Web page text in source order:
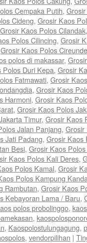
Cempaka Putih,
Cideng, Grosir Kaos
Grosir Kaos Polos Cilandak
Polos Cilincing, Grosir
Grosir Kaos Polos
polos di makassar,
Polos Duri Kepa, Grosir
Fatmawati, Grosir
, Grosir Kaos
Harmoni, Grosir Kaos
, Grosir Kaos Polos
Timur, Grosir Kaos
Jalan Panjang, Grosir
Jati Padang, Grosir Kaos
Besi, Grosir Kaos
Kaos Polos Kali Deres,
Polos Kamal, Grosir
Polos Kampung
Rambutan, Grosir Kaos
Kebayoran Lama / Baru,
polos probolinggo,
,
, Kaospolostulungagung,
, vendorpilihan |